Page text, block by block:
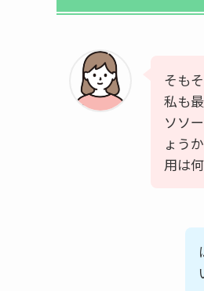
そも
私も
ソソ
ょう
用は